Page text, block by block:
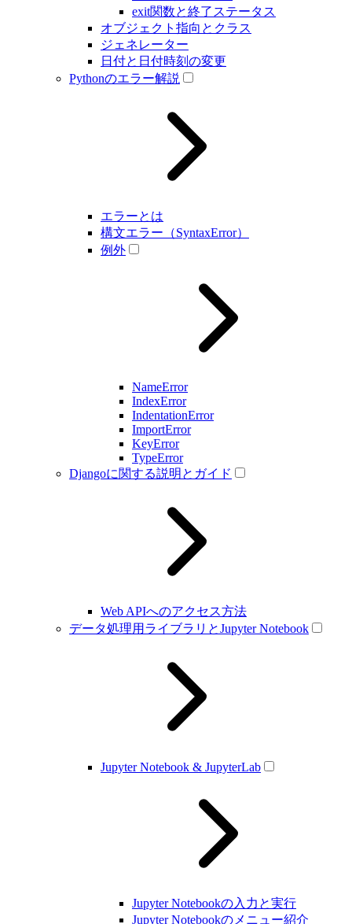
exit関数と終了ステータス
オブジェクト指向とクラス
ジェネレーター
日付と日付時刻の変更
Pythonのエラー解説
エラーとは
構文エラー（SyntaxError）
例外
NameError
IndexError
IndentationError
ImportError
KeyError
TypeError
Djangoに関する説明とガイド
Web APIへのアクセス方法
データ処理用ライブラリとJupyter Notebook
Jupyter Notebook & JupyterLab
Jupyter Notebookの入力と実行
Jupyter Notebookのメニュー紹介